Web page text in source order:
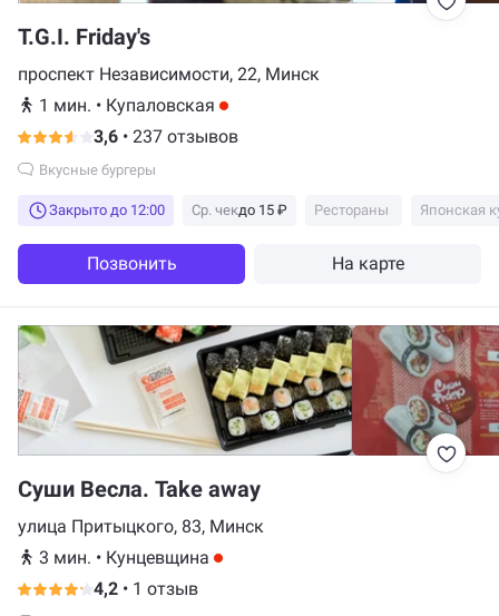
T.G.I. Friday's
проспект Независимости, 22, Минск
1 мин. • Купаловская
3,6 • 237 отзывов
Вкусные бургеры
Закрыто до 12:00 Ср. чекдо 15 ₽ Рестораны Японская
Позвонить На карте
Суши Весла. Take away
улица Притыцкого, 83, Минск
3 мин. • Кунцевщина
4,2 • 1 отзыв